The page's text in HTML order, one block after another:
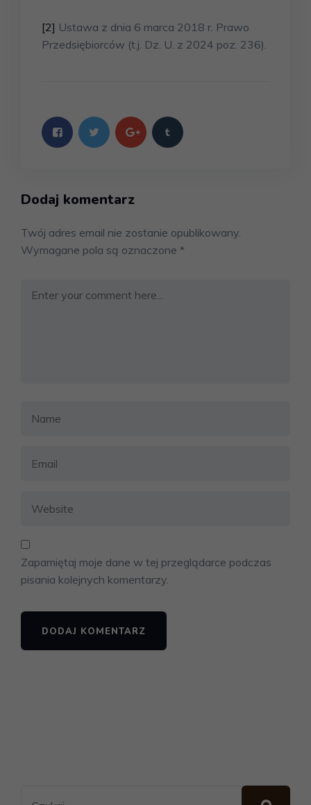
[2] Ustawa z dnia 6 marca 2018 r. Prawo
Przedsiębiorców (t.j. Dz. U. z 2024 poz. 236).
Dodaj komentarz
Twój adres email nie zostanie opublikowany.
Wymagane pola są oznaczone *
Zapamiętaj moje dane w tej przeglądarce podczas
pisania kolejnych komentarzy.